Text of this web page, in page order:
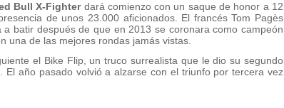
Bull X-Fighterdará comienzo con un saque de honor a 12
de unos 23.000 aficionados. El francés Tom Pagès
batir después de que en 2013 se coronara como campeón
una de las mejores rondas jamás vistas.
el Bike Flip, un truco surrealista que le dio su segundo
El año pasado volvió a alzarse con el triunfo por tercera vez